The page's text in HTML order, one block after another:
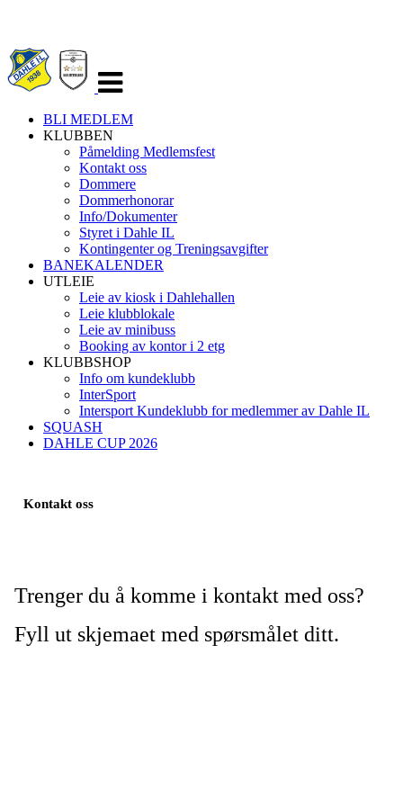
navigasjon
BLI MEDLEM
KLUBBEN
Påmelding Medlemsfest
Kontakt oss
Dommere
Dommerhonorar
Info/Dokumenter
Styret i Dahle IL
Kontingenter og Treningsavgifter
BANEKALENDER
UTLEIE
Leie av kiosk i Dahlehallen
Leie klubblokale
Leie av minibuss
Booking av kontor i 2 etg
KLUBBSHOP
Info om kundeklubb
InterSport
Intersport Kundeklubb for medlemmer av Dahle IL
SQUASH
DAHLE CUP 2026
Kontakt oss
Trenger du å komme i kontakt med oss?
Fyll ut skjemaet med spørsmålet ditt.